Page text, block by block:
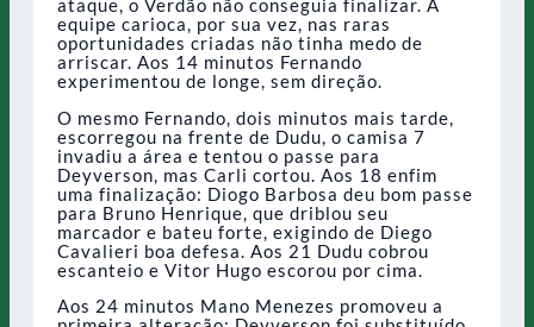
ataque, o Verdão não conseguia finalizar. A
equipe carioca, por sua vez, nas raras
oportunidades criadas não tinha medo de
arriscar. Aos 14 minutos Fernando
experimentou de longe, sem direção.
O mesmo Fernando, dois minutos mais tarde,
escorregou na frente de Dudu, o camisa 7
invadiu a área e tentou o passe para
Deyverson, mas Carli cortou. Aos 18 enfim
uma finalização: Diogo Barbosa deu bom passe
para Bruno Henrique, que driblou seu
marcador e bateu forte, exigindo de Diego
Cavalieri boa defesa. Aos 21 Dudu cobrou
escanteio e Vitor Hugo escorou por cima.
Aos 24 minutos Mano Menezes promoveu a